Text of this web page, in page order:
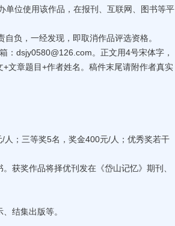
单位使用该作品，在报刊、互联网、图书等平
负，一经发现，即取消作品评选资格。
dsjy0580@126.com。正文用4号宋体字，
文章题目+作者姓名。稿件末尾请附作者真实
；三等奖5名，奖金400元/人；优秀奖若干
获奖作品将择优刊发在《岱山记忆》期刊、
结集出版等。